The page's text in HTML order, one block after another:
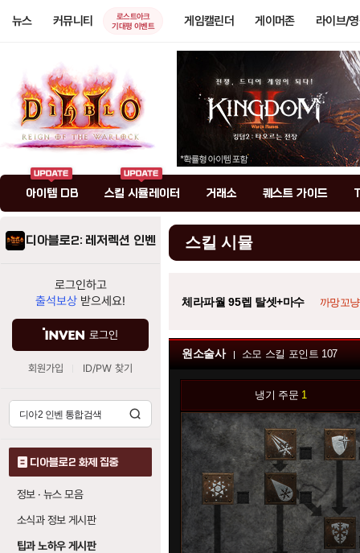
뉴스 커뮤니티
로스트아크
기대평 이벤트
게임캘린더 게이머존 라이브/
아이템 DB 스킬 시뮬레이터 거래소 퀘스트 가이드
디아블로2: 레저렉션 인벤
로그인하고
출석보상 받으세요!
로그인
회원가입 ID/PW 찾기
디아블로2 화제 집중
정보 · 뉴스 모음
소식과 정보 게시판
팁과 노하우 게시판
스킬 시뮬
체라파월 95렙 탈셋+마수 까망꼬냥
원소술사 소모 스킬 포인트 107
냉기 주문 1
0